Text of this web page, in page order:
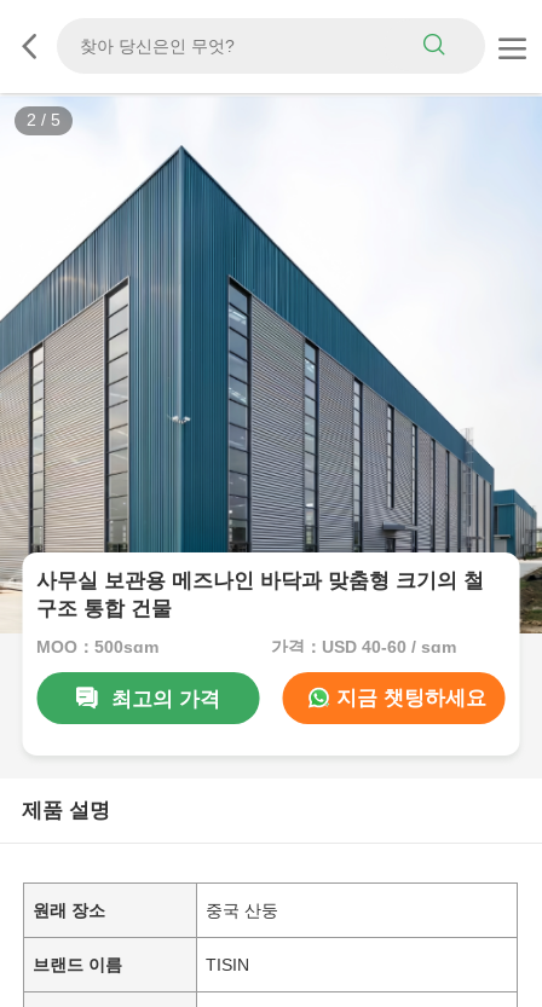
3 / 5
사무실 보관용 메즈나인 바닥과 맞춤형 크기의 철
구조 통합 건물
MOQ：500sqm 가격：USD 40-60 / sqm
최고의 가격 지금 챗팅하세요
제품 설명
원래 장소 중국 산둥
브랜드 이름 TISIN